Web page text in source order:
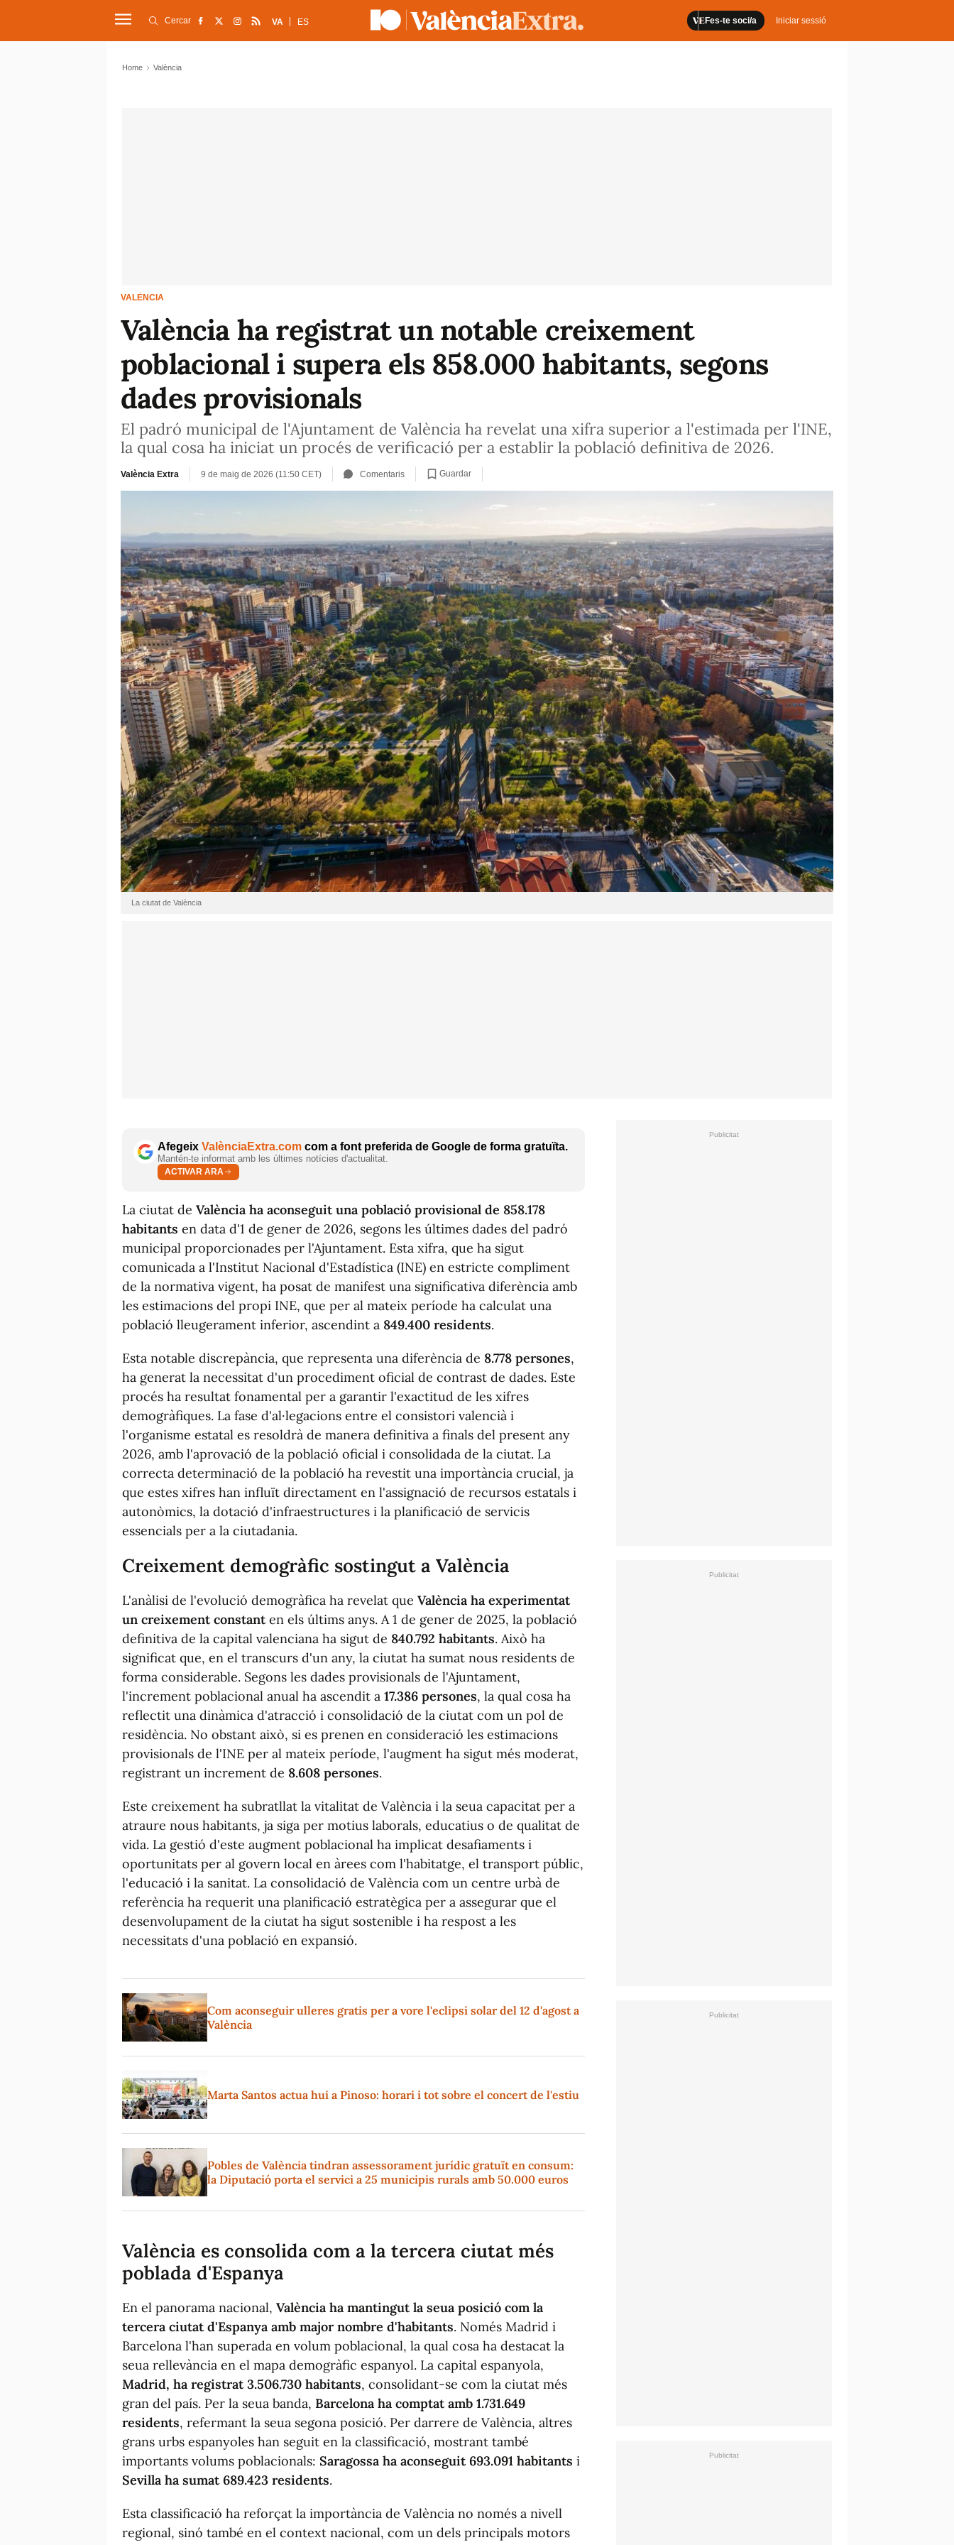
Fes-te soci/a Iniciar sessió
Cercar VA ES
Home València
VALÈNCIA
València ha registrat un notable creixement
poblacional i supera els 858.000 habitants, segons
dades provisionals
El padró municipal de l'Ajuntament de València ha revelat una xifra superior a l'estimada per l'INE,
la qual cosa ha iniciat un procés de verificació per a establir la població definitiva de 2026.
València Extra 9 de maig de 2026 (11:50 CET) Comentaris Guardar
La ciutat de València
Afegeix ValènciaExtra.com com a font preferida de Google de forma gratuïta.
Mantén-te informat amb les últimes notícies d'actualitat.
ACTIVAR ARA
La ciutat de València ha aconseguit una població provisional de 858.178
habitants en data d'1 de gener de 2026, segons les últimes dades del padró
municipal proporcionades per l'Ajuntament. Esta xifra, que ha sigut
comunicada a l'Institut Nacional d'Estadística (INE) en estricte compliment
de la normativa vigent, ha posat de manifest una significativa diferència amb
les estimacions del propi INE, que per al mateix període ha calculat una
població lleugerament inferior, ascendint a 849.400 residents.
Esta notable discrepància, que representa una diferència de 8.778 persones,
ha generat la necessitat d'un procediment oficial de contrast de dades. Este
procés ha resultat fonamental per a garantir l'exactitud de les xifres
demogràfiques. La fase d'al·legacions entre el consistori valencià i
l'organisme estatal es resoldrà de manera definitiva a finals del present any
2026, amb l'aprovació de la població oficial i consolidada de la ciutat. La
correcta determinació de la població ha revestit una importància crucial, ja
que estes xifres han influït directament en l'assignació de recursos estatals i
autonòmics, la dotació d'infraestructures i la planificació de servicis
essencials per a la ciutadania.
Creixement demogràfic sostingut a València
L'anàlisi de l'evolució demogràfica ha revelat que València ha experimentat
un creixement constanten els últims anys. A 1 de gener de 2025, la població
definitiva de la capital valenciana ha sigut de 840.792 habitants. Això ha
significat que, en el transcurs d'un any, la ciutat ha sumat nous residents de
forma considerable. Segons les dades provisionals de l'Ajuntament,
l'increment poblacional anual ha ascendit a 17.386 persones, la qual cosa ha
reflectit una dinàmica d'atracció i consolidació de la ciutat com un pol de
residència. No obstant això, si es prenen en consideració les estimacions
provisionals de l'INE per al mateix període, l'augment ha sigut més moderat,
registrant un increment de 8.608 persones.
Este creixement ha subratllat la vitalitat de València i la seua capacitat per a
atraure nous habitants, ja siga per motius laborals, educatius o de qualitat de
vida. La gestió d'este augment poblacional ha implicat desafiaments i
oportunitats per al govern local en àrees com l'habitatge, el transport públic,
l'educació i la sanitat. La consolidació de València com un centre urbà de
referència ha requerit una planificació estratègica per a assegurar que el
desenvolupament de la ciutat ha sigut sostenible i ha respost a les
necessitats d'una població en expansió.
Com aconseguir ulleres gratis per a vore l'eclipsi solar del 12 d'agost a
València
Marta Santos actua hui a Pinoso: horari i tot sobre el concert de l'estiu
Pobles de València tindran assessorament jurídic gratuït en consum:
la Diputació porta el servici a 25 municipis rurals amb 50.000 euros
València es consolida com a la tercera ciutat més
poblada d'Espanya
En el panorama nacional, València ha mantingut la seua posició com la
tercera ciutat d'Espanya amb major nombre d'habitants. Només Madrid i
Barcelona l'han superada en volum poblacional, la qual cosa ha destacat la
seua rellevància en el mapa demogràfic espanyol. La capital espanyola,
Madrid, ha registrat 3.506.730 habitants, consolidant-se com la ciutat més
gran del país. Per la seua banda, Barcelona ha comptat amb 1.731.649
residents, refermant la seua segona posició. Per darrere de València, altres
grans urbs espanyoles han seguit en la classificació, mostrant també
importants volums poblacionals: Saragossa ha aconseguit 693.091 habitants i
Sevilla ha sumat 689.423 residents.
Esta classificació ha reforçat la importància de València no només a nivell
regional, sinó també en el context nacional, com un dels principals motors